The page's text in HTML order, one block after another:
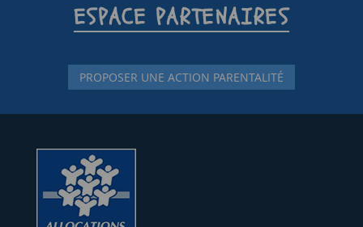
ESPACE PARTENAIRES
PROPOSER UNE ACTION PARENTALITÉ